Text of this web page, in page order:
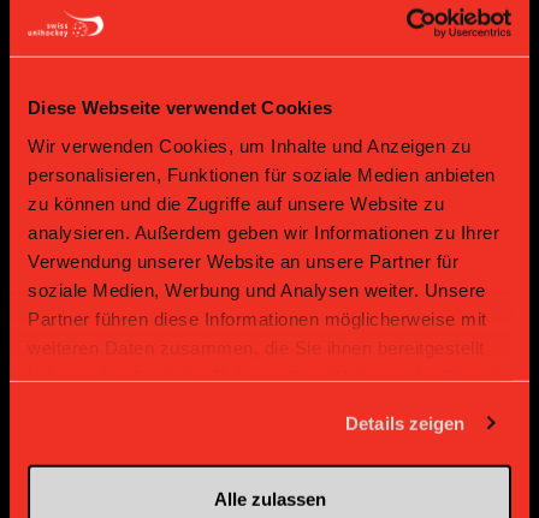
Diese Webseite verwendet Cookies
Wir verwenden Cookies, um Inhalte und Anzeigen zu
personalisieren, Funktionen für soziale Medien anbieten
zu können und die Zugriffe auf unsere Website zu
analysieren. Außerdem geben wir Informationen zu Ihrer
Verwendung unserer Website an unsere Partner für
soziale Medien, Werbung und Analysen weiter. Unsere
Partner führen diese Informationen möglicherweise mit
weiteren Daten zusammen, die Sie ihnen bereitgestellt
Details zeigen
Alle zulassen
Bronze Partner
Supplier